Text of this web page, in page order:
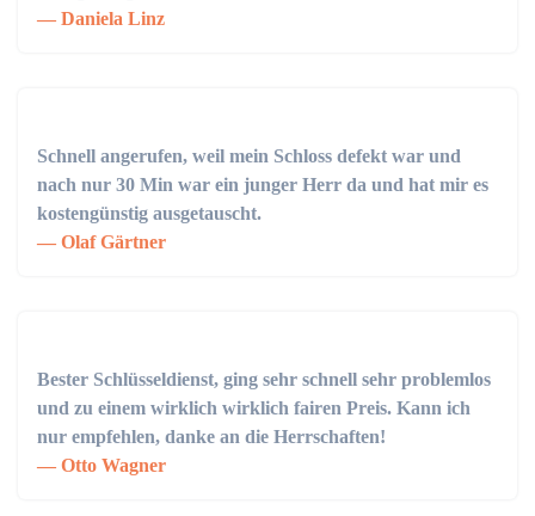
Daniela Linz
Schnell angerufen, weil mein Schloss defekt war und
nach nur 30 Min war ein junger Herr da und hat mir es
kostengünstig ausgetauscht.
Olaf Gärtner
Bester Schlüsseldienst, ging sehr schnell sehr problemlos
und zu einem wirklich wirklich fairen Preis. Kann ich
nur empfehlen, danke an die Herrschaften!
Otto Wagner